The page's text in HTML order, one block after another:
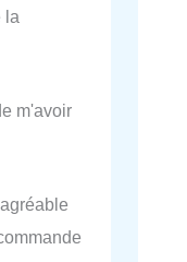
la
m'avoir